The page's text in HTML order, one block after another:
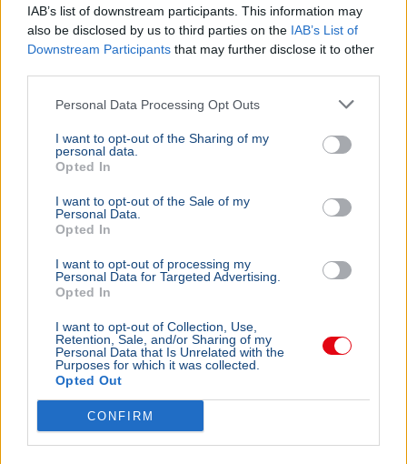
IAB’s list of downstream participants. This information may
also be disclosed by us to third parties on the IAB’s List of
Downstream Participants that may further disclose it to other
Personal Data Processing Opt Outs
I want to opt-out of the Sharing of my
personal data.
Opted In
I want to opt-out of the Sale of my
Personal Data.
Opted In
I want to opt-out of processing my
Personal Data for Targeted Advertising.
Opted In
I want to opt-out of Collection, Use,
Retention, Sale, and/or Sharing of my
Personal Data that Is Unrelated with the
Purposes for which it was collected.
Opted Out
CONFIRM